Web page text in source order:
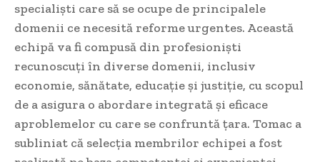
specialiști care să se ocupe de principalele
domenii ce necesită reforme urgentes. Această
echipă va fi compusă din profesioniști
recunoscuți în diverse domenii, inclusiv
economie, sănătate, educație și justiție, cu scopul
de a asigura o abordare integrată și eficace
aproblemelor cu care se confruntă țara. Tomac a
subliniat că selecția membrilor echipei a fost